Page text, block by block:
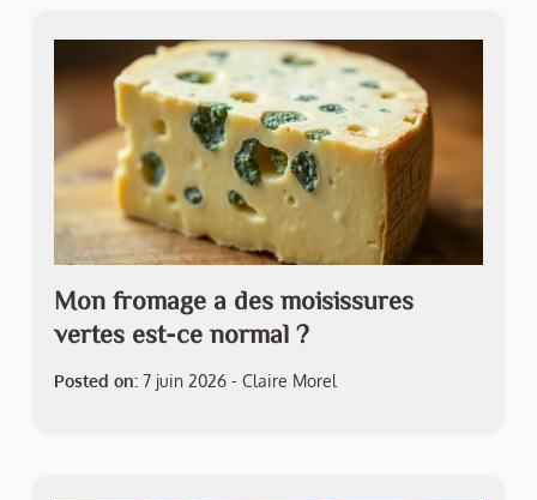
Mon fromage a des moisissures
vertes est-ce normal ?
Posted on: 7 juin 2026 - Claire Morel